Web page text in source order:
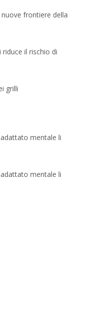
nuove frontiere della
il rischio di
grilli
mentale li
mentale li